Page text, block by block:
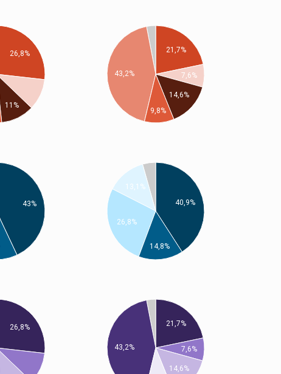
26,8%
11%
21,7%
7,6%
14,6%
43,2%
9,8%
43% 40,9%
13,1%
26,8%
14,8%
26,8% 21,7%
7,6%
14,6%
43,2%